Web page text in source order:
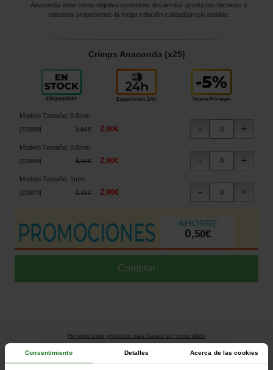
Consentimiento Detalles Acerca de las cookies
Anaconda tiene como objetivo constante desarrollar productos técnicos y
robustos proponiendo la mejor relación calidad/precio posible.
Crimps Anaconda (x25)
Modelo Tamaño: 0.6mm
233868 ] 3,40€ 2,90€
Modelo Tamaño: 0.8mm
233869] 3,40€ 2,90€
Modelo Tamaño: 1mm
233870] 3,40€ 2,90€
0,50€
He visto este producto más barato en otros sitios